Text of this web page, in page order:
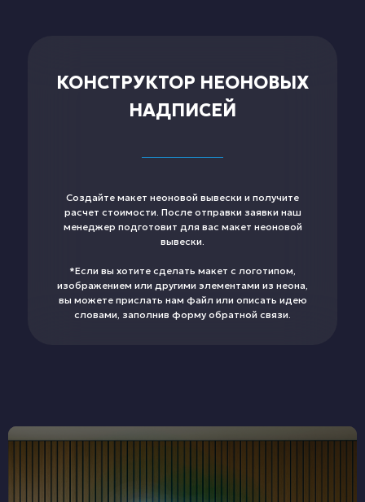
КОНСТРУКТОР НЕОНОВЫХ
НАДПИСЕЙ
Создайте макет неоновой вывески и получите
расчет стоимости. После отправки заявки наш
менеджер подготовит для вас макет неоновой
вывески.
*Если вы хотите сделать макет с логотипом,
изображением или другими элементами из неона,
вы можете прислать нам файл или описать идею
словами, заполнив форму обратной связи.